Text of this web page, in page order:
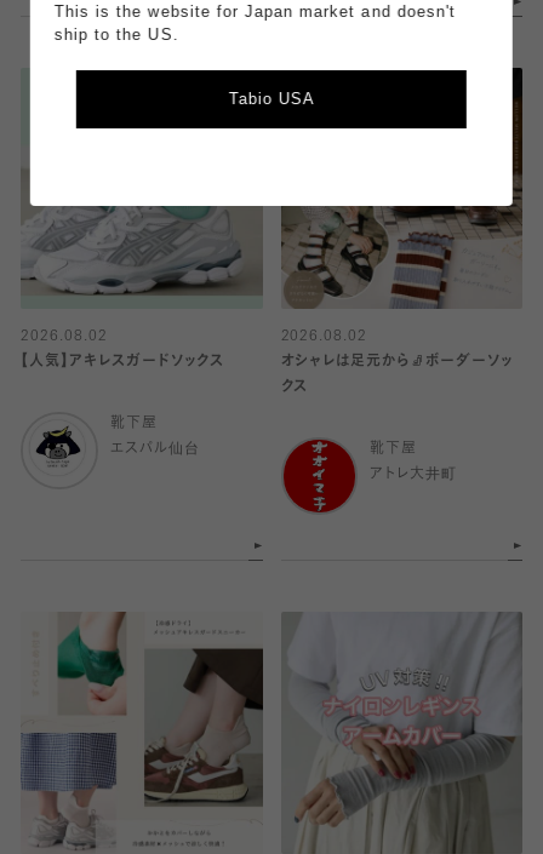
2026.08.02
【人気】アキレスガードソックス
靴下屋
エスパル仙台
2026.08.02
オシャレは足元から🧦ボーダーソッ
クス
靴下屋
アトレ大井町
This is the website for Japan market and doesn't
ship to the US.
Tabio USA